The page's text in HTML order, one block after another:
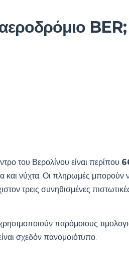
BER;
του Βερολίνου είναι περίπου
και νύχτα. Οι πληρωμές μπορούν
τρεις συνηθισμένες
παρόμοιους
σχεδόν πανομοιότυπο.